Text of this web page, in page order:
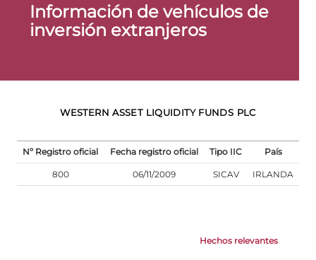
Información de vehículos de
inversión extranjeros
WESTERN ASSET LIQUIDITY FUNDS PLC
Nº Registro oficial Fecha registro oficial Tipo IIC País
800 06/11/2009 SICAV IRLANDA
Hechos relevantes